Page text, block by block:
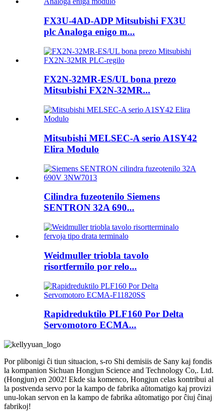
FX3U-4AD-ADP Mitsubishi FX3U
plc Analoga enigo m...
FX2N-32MR-ES/UL bona prezo
Mitsubishi FX2N-32MR...
Mitsubishi MELSEC-A serio A1SY42
Elira Modulo
Cilindra fuzeotenilo Siemens
SENTRON 32A 690...
Weidmuller triobla tavolo
risortfermilo por relo...
Rapidreduktilo PLF160 Por Delta
Servomotoro ECMA...
Por plibonigi ĉi tiun situacion, s-ro Shi demisiis de Sany kaj fondis
la kompanion Sichuan Hongjun Science and Technology Co,. Ltd.
(Hongjun) en 2002! Ekde sia komenco, Hongjun celas kontribui al
la postvenda servo por la kampo de fabrika aŭtomatigo kaj provizi
unu-lokan servon en la kampo de fabrika aŭtomatigo por ĉiuj ĉinaj
fabrikoj!